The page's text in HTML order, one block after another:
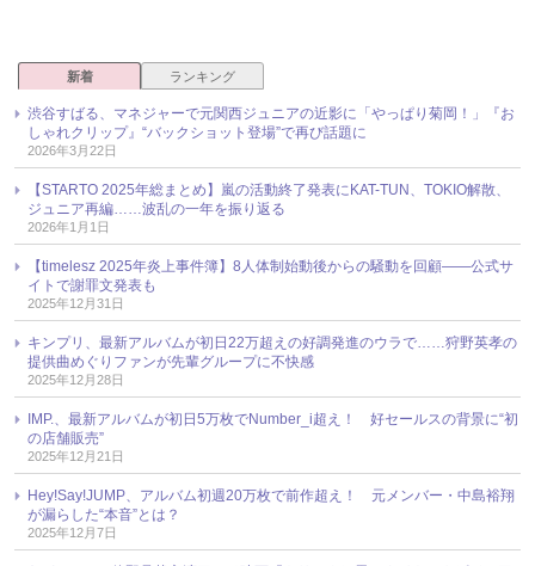
新着 ランキング
渋谷すばる、マネジャーで元関西ジュニアの近影に「やっぱり菊岡！」『お
しゃれクリップ』“バックショット登場”で再び話題に
2026年3月22日
【STARTO 2025年総まとめ】嵐の活動終了発表にKAT-TUN、TOKIO解散、
ジュニア再編……波乱の一年を振り返る
2026年1月1日
【timelesz 2025年炎上事件簿】8人体制始動後からの騒動を回顧――公式サ
イトで謝罪文発表も
2025年12月31日
キンプリ、最新アルバムが初日22万超えの好調発進のウラで……狩野英孝の
提供曲めぐりファンが先輩グループに不快感
2025年12月28日
IMP.、最新アルバムが初日5万枚でNumber_i超え！ 好セールスの背景に“初
の店舗販売”
2025年12月21日
Hey!Say!JUMP、アルバム初週20万枚で前作超え！ 元メンバー・中島裕翔
が漏らした“本音”とは？
2025年12月7日